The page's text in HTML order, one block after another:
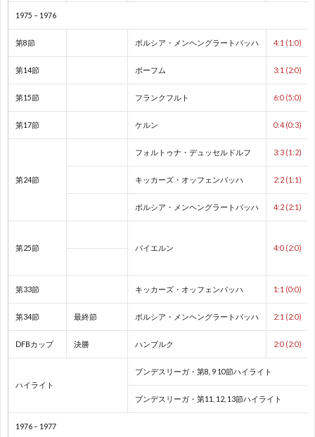
オ
リ
ン
ピ
1975 – 1976
第8節 ボルシア・メンヘングラートバッハ 4:1 (1:0)
第14節 ボーフム 3:1 (2:0)
第15節 フランクフルト 6:0 (5:0)
第17節 ケルン 0:4 (0:3)
第24節
フォルトゥナ・デュッセルドルフ 3:3 (1:2)
キッカーズ・オッフェンバッハ 2:2 (1:1)
ボルシア・メンヘングラートバッハ 4:2 (2:1)
第25節 バイエルン 4:0 (2:0)
第33節 キッカーズ・オッフェンバッハ 1:1 (0:0)
第34節 最終節 ボルシア・メンヘングラートバッハ 2:1 (2:0)
DFBカップ 決勝 ハンブルク 2:0 (2:0)
ハイライト
ブンデスリーガ・第8, 9 10節ハイライト
ブンデスリーガ・第11, 12, 13節ハイライト
1976 – 1977